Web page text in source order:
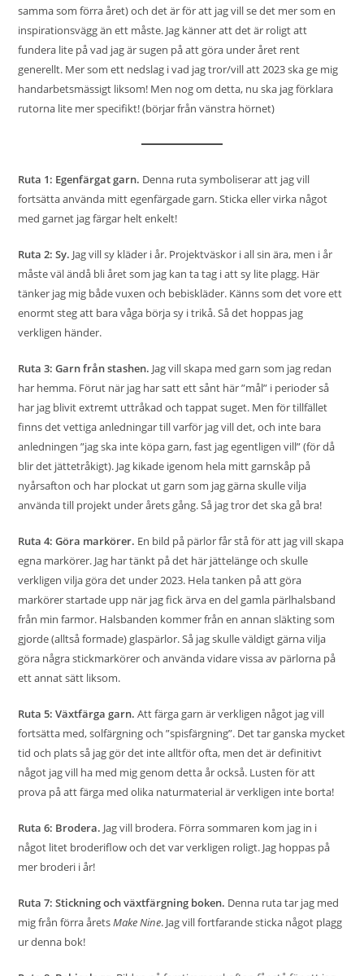
samma som förra året) och det är för att jag vill se det mer som en
inspirationsvägg än ett måste. Jag känner att det är roligt att
fundera lite på vad jag är sugen på att göra under året rent
generellt. Mer som ett nedslag i vad jag tror/vill att 2023 ska ge mig
handarbetsmässigt liksom! Men nog om detta, nu ska jag förklara
rutorna lite mer specifikt! (börjar från vänstra hörnet)
Ruta 1: Egenfärgat garn. Denna ruta symboliserar att jag vill
fortsätta använda mitt egenfärgade garn. Sticka eller virka något
med garnet jag färgar helt enkelt!
Ruta 2: Sy. Jag vill sy kläder i år. Projektväskor i all sin ära, men i år
måste väl ändå bli året som jag kan ta tag i att sy lite plagg. Här
tänker jag mig både vuxen och bebiskläder. Känns som det vore ett
enormt steg att bara våga börja sy i trikå. Så det hoppas jag
verkligen händer.
Ruta 3: Garn från stashen. Jag vill skapa med garn som jag redan
har hemma. Förut när jag har satt ett sånt här ”mål” i perioder så
har jag blivit extremt uttråkad och tappat suget. Men för tillfället
finns det vettiga anledningar till varför jag vill det, och inte bara
anledningen ”jag ska inte köpa garn, fast jag egentligen vill” (för då
blir det jättetråkigt). Jag kikade igenom hela mitt garnskåp på
nyårsafton och har plockat ut garn som jag gärna skulle vilja
använda till projekt under årets gång. Så jag tror det ska gå bra!
Ruta 4: Göra markörer. En bild på pärlor får stå för att jag vill skapa
egna markörer. Jag har tänkt på det här jättelänge och skulle
verkligen vilja göra det under 2023. Hela tanken på att göra
markörer startade upp när jag fick ärva en del gamla pärlhalsband
från min farmor. Halsbanden kommer från en annan släkting som
gjorde (alltså formade) glaspärlor. Så jag skulle väldigt gärna vilja
göra några stickmarkörer och använda vidare vissa av pärlorna på
ett annat sätt liksom.
Ruta 5: Växtfärga garn.Att färga garn är verkligen något jag vill
fortsätta med, solfärgning och ”spisfärgning”. Det tar ganska mycket
tid och plats så jag gör det inte alltför ofta, men det är definitivt
något jag vill ha med mig genom detta år också. Lusten för att
prova på att färga med olika naturmaterial är verkligen inte borta!
Ruta 6: Brodera. Jag vill brodera. Förra sommaren kom jag in i
något litet broderiflow och det var verkligen roligt. Jag hoppas på
mer broderi i år!
Ruta 7: Stickning och växtfärgning boken. Denna ruta tar jag med
mig från förra åretsMake Nine. Jag vill fortfarande sticka något plagg
ur denna bok!